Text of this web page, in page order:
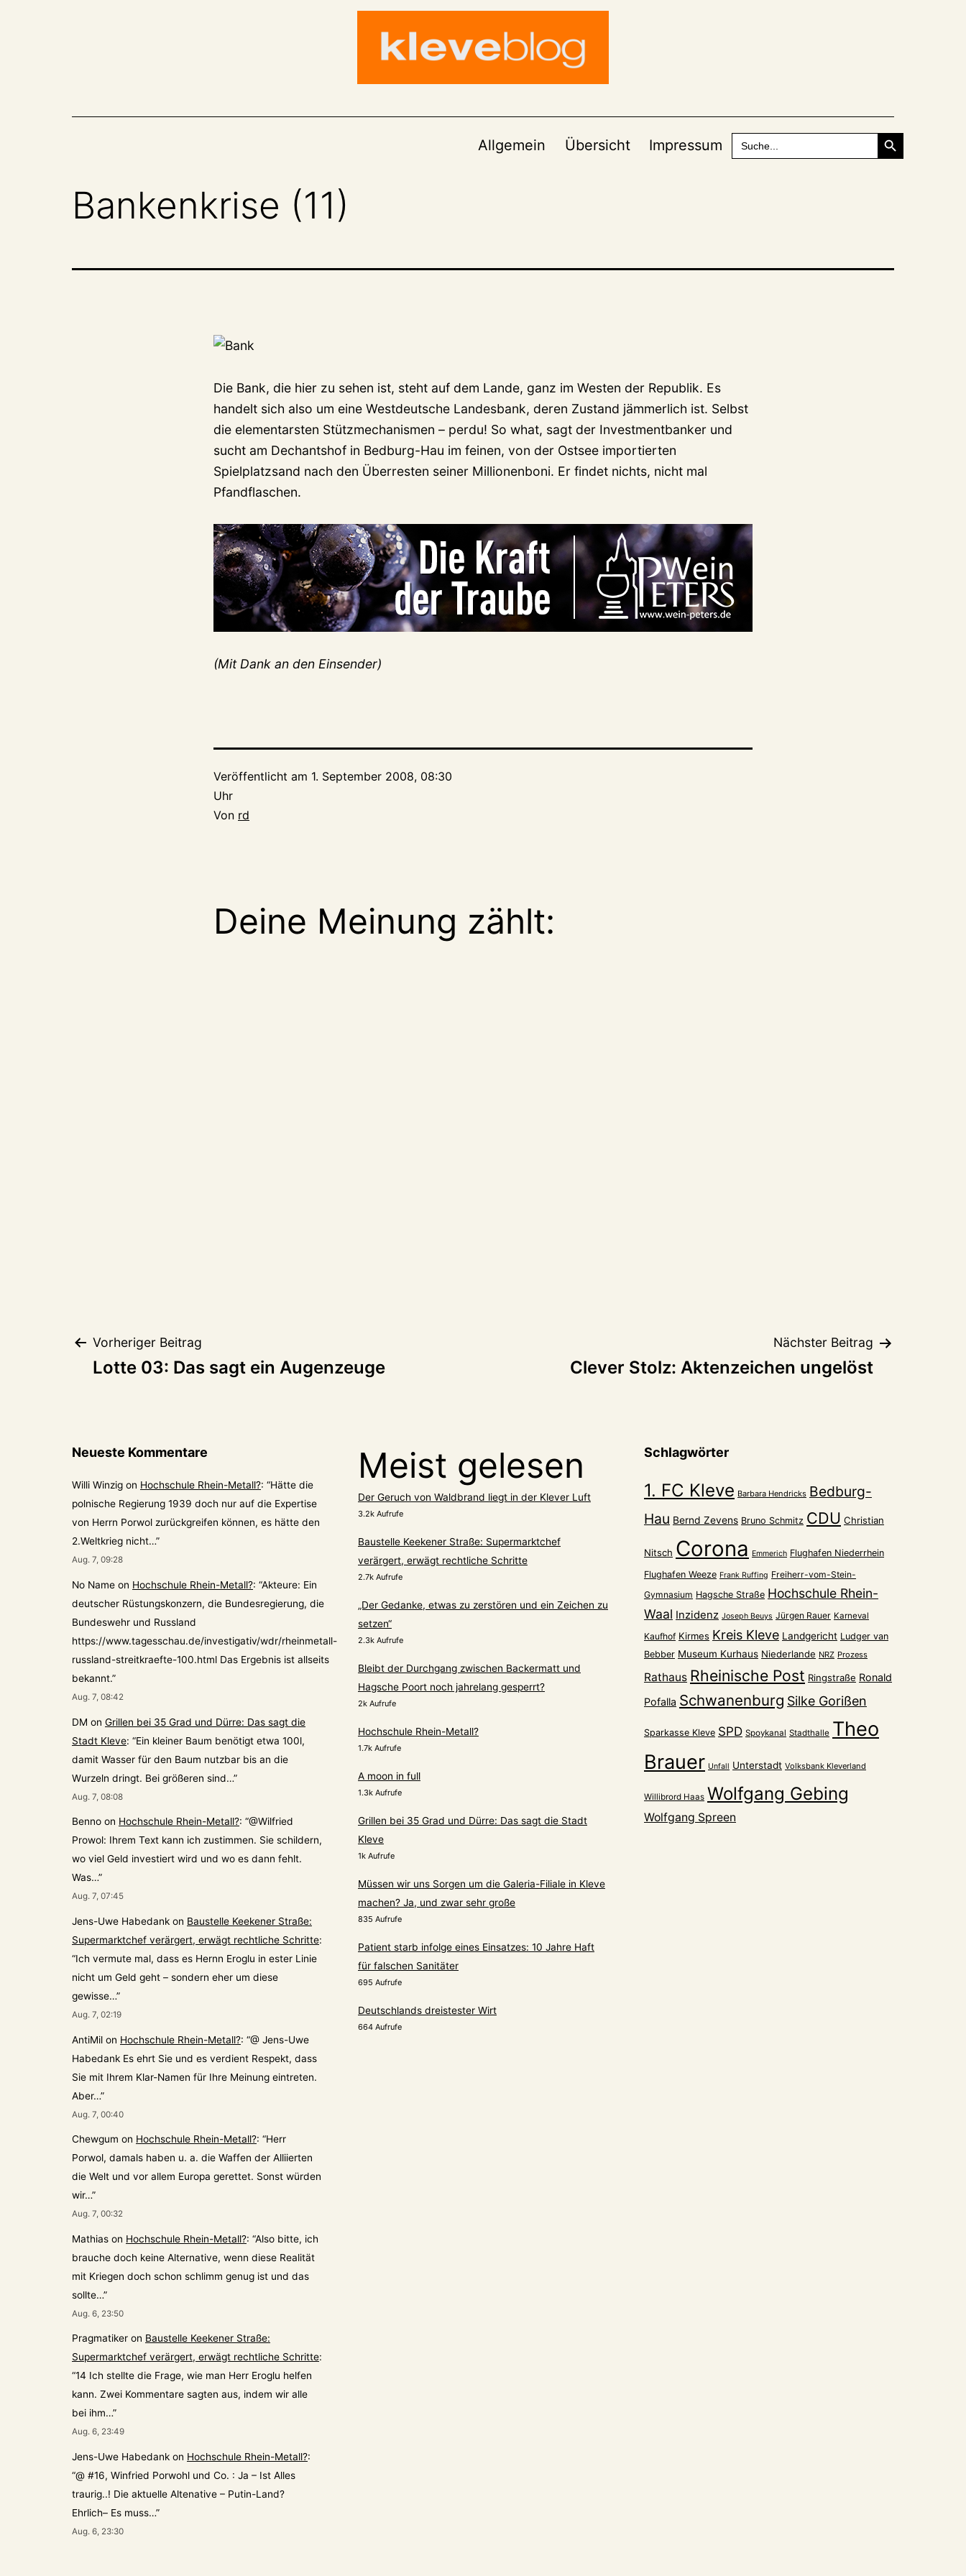
Allgemein Übersicht Impressum
Search
for:
Search Button
Bankenkrise (11)
Die Bank, die hier zu sehen ist, steht auf dem Lande, ganz im Westen der Republik. Es
handelt sich also um eine Westdeutsche Landesbank, deren Zustand jämmerlich ist. Selbst
die elementarsten Stützmechanismen – perdu! So what, sagt der Investmentbanker und
sucht am Dechantshof in Bedburg-Hau im feinen, von der Ostsee importierten
Spielplatzsand nach den Überresten seiner Millionenboni. Er findet nichts, nicht mal
Pfandflaschen.
(Mit Dank an den Einsender)
Veröffentlicht am 1. September 2008, 08:30
Uhr
Von rd
Deine Meinung zählt:
Beitragsnavigation
Vorheriger Beitrag
Lotte 03: Das sagt ein Augenzeuge
Nächster Beitrag
Clever Stolz: Aktenzeichen ungelöst
Neueste Kommentare
Willi Winzig on Hochschule Rhein-Metall?: “Hätte die
polnische Regierung 1939 doch nur auf die Expertise
von Herrn Porwol zurückgreifen können, es hätte den
2.Weltkrieg nicht…”
Aug. 7, 09:28
No Name on Hochschule Rhein-Metall?: “Akteure: Ein
deutscher Rüstungskonzern, die Bundesregierung, die
Bundeswehr und Russland
https://www.tagesschau.de/investigativ/wdr/rheinmetall-
russland-streitkraefte-100.html Das Ergebnis ist allseits
bekannt.”
Aug. 7, 08:42
DM on Grillen bei 35 Grad und Dürre: Das sagt die
Stadt Kleve: “Ein kleiner Baum benötigt etwa 100l,
damit Wasser für den Baum nutzbar bis an die
Wurzeln dringt. Bei größeren sind…”
Aug. 7, 08:08
Benno on Hochschule Rhein-Metall?: “@Wilfried
Prowol: Ihrem Text kann ich zustimmen. Sie schildern,
wo viel Geld investiert wird und wo es dann fehlt.
Was…”
Aug. 7, 07:45
Jens-Uwe Habedank on Baustelle Keekener Straße:
Supermarktchef verärgert, erwägt rechtliche Schritte:
“Ich vermute mal, dass es Hernn Eroglu in ester Linie
nicht um Geld geht – sondern eher um diese
gewisse…”
Aug. 7, 02:19
AntiMil on Hochschule Rhein-Metall?: “@ Jens-Uwe
Habedank Es ehrt Sie und es verdient Respekt, dass
Sie mit Ihrem Klar-Namen für Ihre Meinung eintreten.
Aber…”
Aug. 7, 00:40
Chewgum on Hochschule Rhein-Metall?: “Herr
Porwol, damals haben u. a. die Waffen der Alliierten
die Welt und vor allem Europa gerettet. Sonst würden
wir…”
Aug. 7, 00:32
Mathias on Hochschule Rhein-Metall?: “Also bitte, ich
brauche doch keine Alternative, wenn diese Realität
mit Kriegen doch schon schlimm genug ist und das
sollte…”
Aug. 6, 23:50
Pragmatiker on Baustelle Keekener Straße:
Supermarktchef verärgert, erwägt rechtliche Schritte:
“14 Ich stellte die Frage, wie man Herr Eroglu helfen
kann. Zwei Kommentare sagten aus, indem wir alle
bei ihm…”
Aug. 6, 23:49
Jens-Uwe Habedank on Hochschule Rhein-Metall?:
“@ #16, Winfried Porwohl und Co. : Ja – Ist Alles
traurig..! Die aktuelle Altenative – Putin-Land?
Ehrlich– Es muss…”
Aug. 6, 23:30
Meist gelesen
Der Geruch von Waldbrand liegt in der Klever Luft
3.2k Aufrufe
Baustelle Keekener Straße: Supermarktchef
verärgert, erwägt rechtliche Schritte
2.7k Aufrufe
„Der Gedanke, etwas zu zerstören und ein Zeichen zu
setzen“
2.3k Aufrufe
Bleibt der Durchgang zwischen Backermatt und
Hagsche Poort noch jahrelang gesperrt?
2k Aufrufe
Hochschule Rhein-Metall?
1.7k Aufrufe
A moon in full
1.3k Aufrufe
Grillen bei 35 Grad und Dürre: Das sagt die Stadt
Kleve
1k Aufrufe
Müssen wir uns Sorgen um die Galeria-Filiale in Kleve
machen? Ja, und zwar sehr große
835 Aufrufe
Patient starb infolge eines Einsatzes: 10 Jahre Haft
für falschen Sanitäter
695 Aufrufe
Deutschlands dreistester Wirt
664 Aufrufe
Schlagwörter
1. FC Kleve Barbara Hendricks Bedburg-
Hau Bernd Zevens Bruno Schmitz CDU Christian
Nitsch Corona Emmerich Flughafen Niederrhein
Flughafen Weeze Frank Ruffing Freiherr-vom-Stein-
Gymnasium Hagsche Straße Hochschule Rhein-
Waal Inzidenz Joseph Beuys Jürgen Rauer Karneval
Kaufhof Kirmes Kreis Kleve Landgericht Ludger van
Bebber Museum Kurhaus Niederlande NRZ Prozess
Rathaus Rheinische Post Ringstraße Ronald
Pofalla Schwanenburg Silke Gorißen
Sparkasse Kleve SPD Spoykanal Stadthalle Theo
Brauer Unfall Unterstadt Volksbank Kleverland
Willibrord Haas Wolfgang Gebing
Wolfgang Spreen